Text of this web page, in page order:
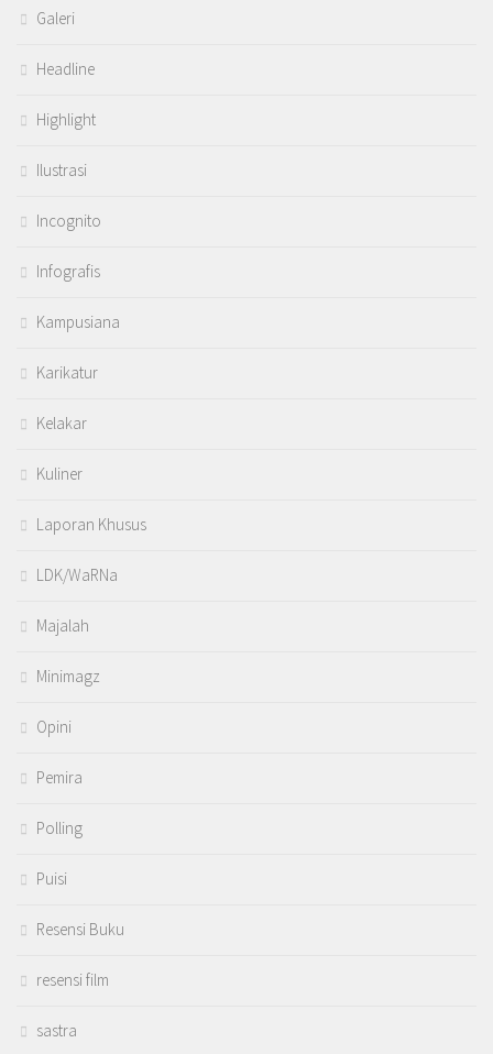
Galeri
Headline
Highlight
Ilustrasi
Incognito
Infografis
Kampusiana
Karikatur
Kelakar
Kuliner
Laporan Khusus
LDK/WaRNa
Majalah
Minimagz
Opini
Pemira
Polling
Puisi
Resensi Buku
resensi film
sastra